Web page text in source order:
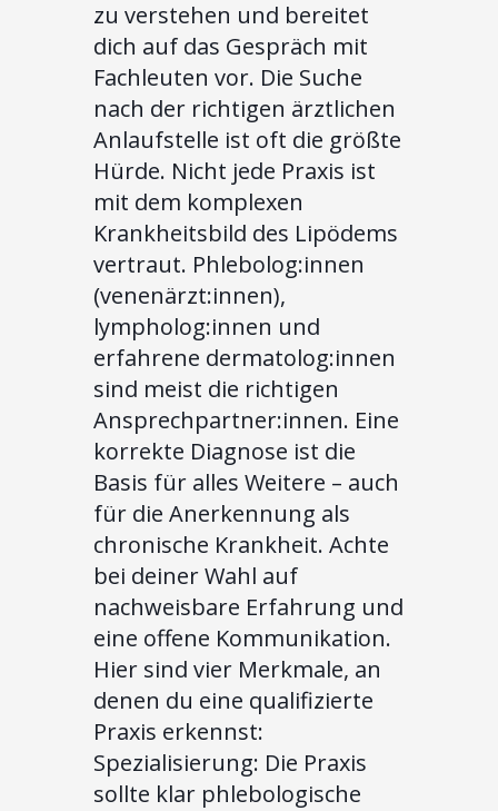
zu verstehen und bereitet
dich auf das Gespräch mit
Fachleuten vor. Die Suche
nach der richtigen ärztlichen
Anlaufstelle ist oft die größte
Hürde. Nicht jede Praxis ist
mit dem komplexen
Krankheitsbild des Lipödems
vertraut. Phlebolog:innen
(venenärzt:innen),
lympholog:innen und
erfahrene dermatolog:innen
sind meist die richtigen
Ansprechpartner:innen. Eine
korrekte Diagnose ist die
Basis für alles Weitere – auch
für die Anerkennung als
chronische Krankheit. Achte
bei deiner Wahl auf
nachweisbare Erfahrung und
eine offene Kommunikation.
Hier sind vier Merkmale, an
denen du eine qualifizierte
Praxis erkennst:
Spezialisierung: Die Praxis
sollte klar phlebologische